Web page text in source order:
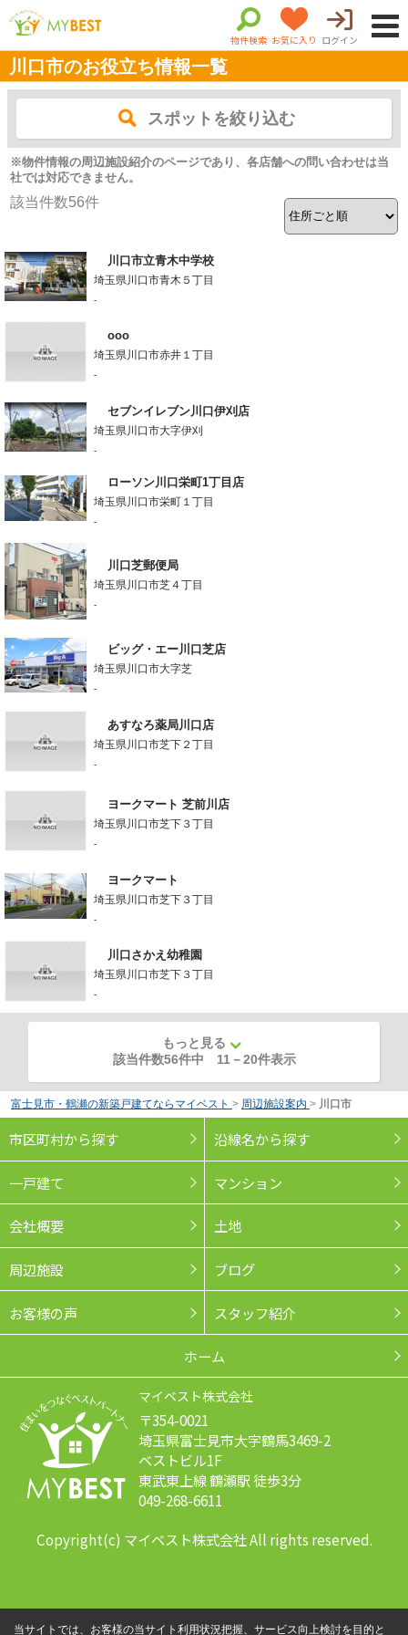
物件検索 お気に入り ログイン
川口市のお役立ち情報一覧
スポットを絞り込む
※物件情報の周辺施設紹介のページであり、各店舗への問い合わせは当
社では対応できません。
該当件数56件
川口市立青木中学校
埼玉県川口市青木５丁目
-
ooo
埼玉県川口市赤井１丁目
-
セブンイレブン川口伊刈店
埼玉県川口市大字伊刈
-
ローソン川口栄町1丁目店
埼玉県川口市栄町１丁目
-
川口芝郵便局
埼玉県川口市芝４丁目
-
ビッグ・エー川口芝店
埼玉県川口市大字芝
-
あすなろ薬局川口店
埼玉県川口市芝下２丁目
-
ヨークマート 芝前川店
埼玉県川口市芝下３丁目
-
ヨークマート
埼玉県川口市芝下３丁目
-
川口さかえ幼稚園
埼玉県川口市芝下３丁目
-
もっと見る
該当件数56件中 11 －20件表示
富士見市・鶴瀬の新築戸建てならマイベスト > 周辺施設案内 > 川口市
市区町村から探す 沿線名から探す
一戸建て マンション
会社概要 土地
周辺施設 ブログ
お客様の声 スタッフ紹介
ホーム
マイベスト株式会社
〒354-0021
埼玉県富士見市大字鶴馬3469-2
ベストビル1F
東武東上線 鶴瀬駅 徒歩3分
049-268-6611
Copyright(c) マイベスト株式会社 All rights reserved.
当サイトでは、お客様の当サイト利用状況把握、サービス向上検討を目的と